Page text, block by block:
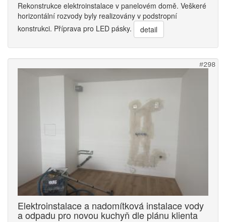
Rekonstrukce elektroinstalace v panelovém domě. Veškeré
horizontální rozvody byly realizovány v podstropní
konstrukci. Příprava pro LED pásky.
detail
#298
Elektroinstalace a nadomítková instalace vody
a odpadu pro novou kuchyň dle plánu klienta